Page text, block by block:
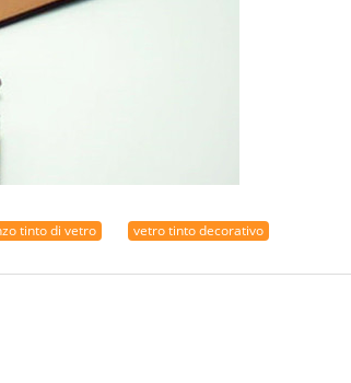
tinto di vetro vetro tinto decorativo